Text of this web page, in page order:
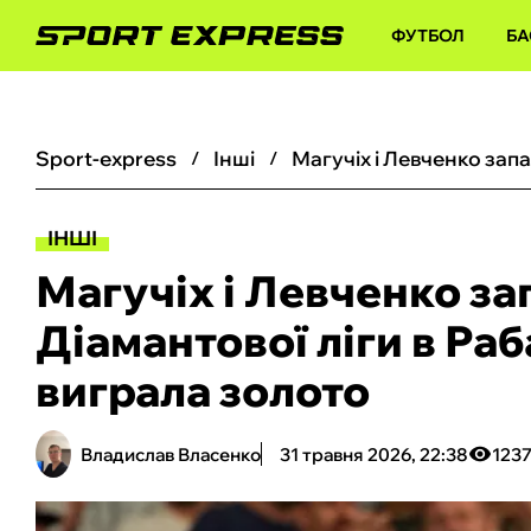
ФУТБОЛ
sport-express інші
ІНШІ
Магучіх і Левченко
Діамантової ліги в
виграла золото
Владислав Власенко 31 травня 2026, 22:38 1237